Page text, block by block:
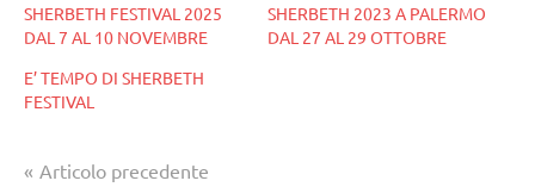
SHERBETH FESTIVAL 2025
DAL 7 AL 10 NOVEMBRE
SHERBETH 2023 A PALERMO
DAL 27 AL 29 OTTOBRE
E’ TEMPO DI SHERBETH
FESTIVAL
Navigazione
Articolo precedente